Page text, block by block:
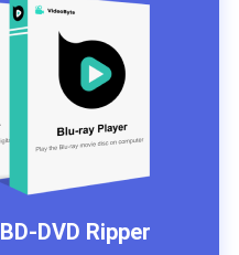
DVD Ripper